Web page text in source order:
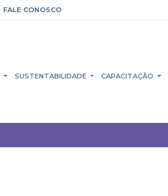
FALE CONOSCO
SUSTENTABILIDADE CAPACITAÇÃO